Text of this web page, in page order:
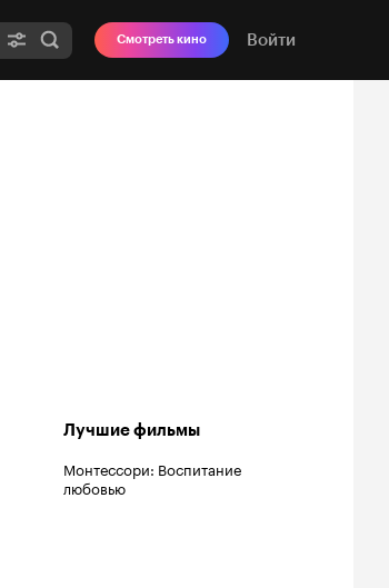
Смотреть кино Войти
Лучшие фильмы
Монтессори: Воспитание
любовью